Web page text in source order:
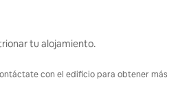
tu alojamiento.
con el edificio para obtener más